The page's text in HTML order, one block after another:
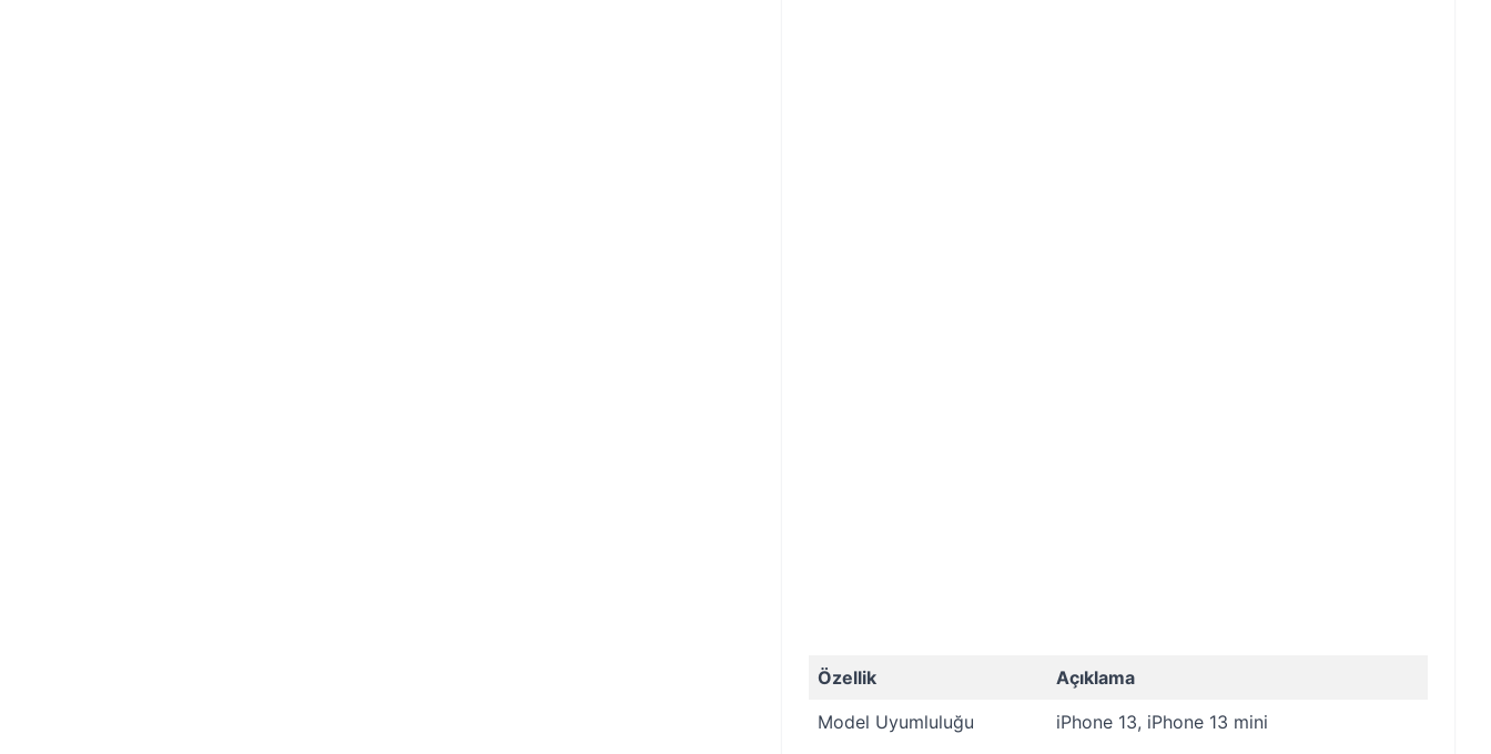
Özellik
Açıklama
Model Uyumluluğu
iPhone 13, iPhone 13 mini